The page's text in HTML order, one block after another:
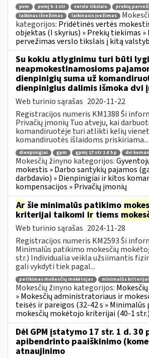
pvm pvmį 5-1 str verslo tikslais
prekių
laikinas išvežimas
laikinasis įvežimas
kategorijos: Pridėtinės vertės
objektas (I skyrius) » Prekių tiekimas »
pervežimas verslo tikslais į kitą
Su kokiu atlyginimu turi būti
neapmokestinamosioms
dienpinigių suma už
dienpinigius dalimis išmoka dvi
Web turinio sąrašas 2020-11-22
Registracijos numeris KM1388 Ši
Privačių įmonių Tuo atveju, kai
komandiruotėje turi atlikti kelių
komandiruotės išlaidoms priskiriama...
dienpinigiai gpm gpmį 17 str 1 d 5 p dvi
Mokesčių žinyno kategorijos:
mokestis » Darbo santykių pajamos
darbdavio) » Dienpinigiai ir kitos
kompensacijos » Privačių įmonių
Ar šie minimalūs patikimo
kriterijai taikomi ir tiems
Web turinio sąrašas 2024-11-28
Registracijos numeris KM2593 Ši
Minimalūs patikimo mokesčių
str.) Individualia veikla užsiimantis
gali vykdyti tiek pagal...
patikimas mokesčių mokėtojas minimalūs kriterijai
Mokesčių žinyno kategorijos:
» Mokesčių administratoriaus ir
teisės ir pareigos (32-42 s »
mokesčių mokėtojo kriterijai (40-1 str.)
Dėl GPM įstatymo 17 str. 1 d. 30
apibendrinto paaiškinimo
atnaujinimo